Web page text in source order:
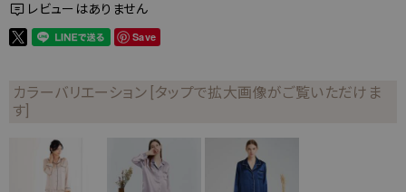
レビューはありません
Save
カラーバリエーション [タップで拡大画像がご覧いただけま
す]